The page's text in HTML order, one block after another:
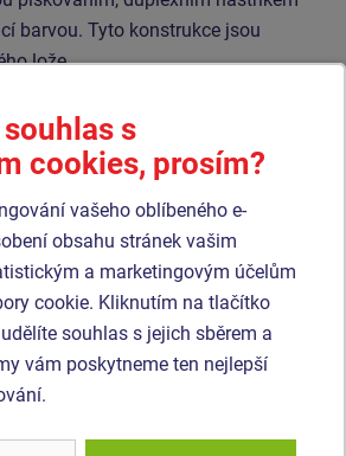
barvou. Tyto konstrukce jsou
lože.
ocelovým jádrem) a jsou
spoji. Veškerý spojovací materiál je
zboží
m)
Novinka
Produkt - OPD-8404K-10
Opičí dráha -
Novinka
s
cookies, prosím?
vašeho oblíbeného e-
obsahu stránek vašim
a marketingovým účelům
cookie. Kliknutím na tlačítko
souhlas s jejich sběrem a
vám poskytneme ten nejlepší